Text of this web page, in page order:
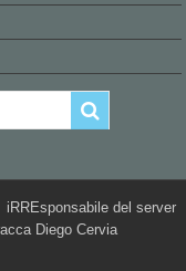
iRREsponsabile del server
Diego Cervia